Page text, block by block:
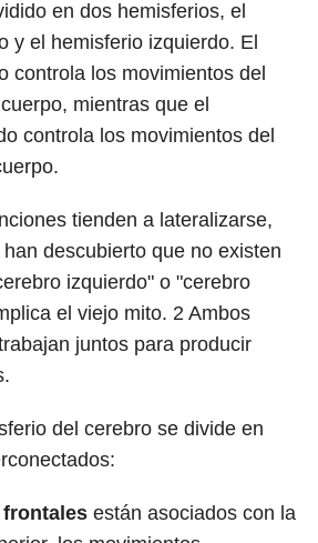
en dos hemisferios, el
y el hemisferio izquierdo. El
controla los movimientos del
mientras que el
controla los movimientos del
tienden a lateralizarse,
descubierto que no existen
izquierdo" o "cerebro
el viejo mito. 2 Ambos
juntos para producir
del cerebro se divide en
están asociados con la